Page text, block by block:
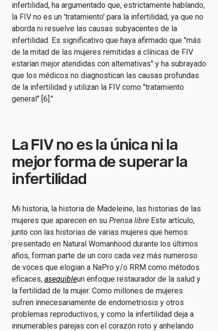
infertilidad, ha argumentado que, estrictamente hablando,
la FIV no es un 'tratamiento' para la infertilidad, ya que no
aborda ni resuelve las causas subyacentes de la
infertilidad. Es significativo que haya afirmado que "más
de la mitad de las mujeres remitidas a clínicas de FIV
estarían mejor atendidas con alternativas" y ha subrayado
que los médicos no diagnostican las causas profundas
de la infertilidad y utilizan la FIV como "tratamiento
general" [6]."
La FIV no es la única ni la
mejor forma de superar la
infertilidad
Mi historia, la historia de Madeleine, las historias de las
mujeres que aparecen en su Prensa libre Este artículo,
junto con las historias de varias mujeres que hemos
presentado en Natural Womanhood durante los últimos
años, forman parte de un coro cada vez más numeroso
de voces que elogian a NaPro y/o RRM como métodos
eficaces, asequibleun enfoque restaurador de la salud y
la fertilidad de la mujer. Como millones de mujeres
sufren innecesariamente de endometriosis y otros
problemas reproductivos, y como la infertilidad deja a
innumerables parejas con el corazón roto y anhelando